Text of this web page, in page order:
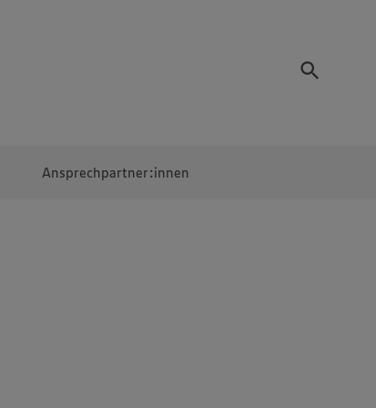
Ansprechpartner:innen